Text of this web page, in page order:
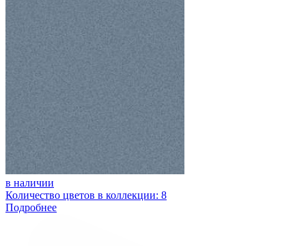
в наличии
Количество цветов в коллекции: 8
Подробнее